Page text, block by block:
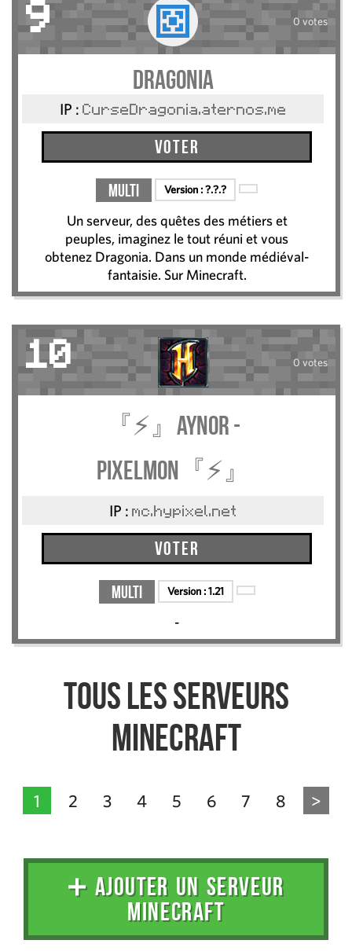
9 0 votes
Dragonia
IP : CurseDragonia.aternos.me
Voter
Multi Version :?.?.?
Un serveur, des quêtes des métiers et
peuples, imaginez le tout réuni et vous
obtenez Dragonia. Dans un monde médiéval-
fantaisie. Sur Minecraft.
10 0 votes
『⚡』Aynor -
Pixelmon『⚡』
IP : mc.hypixel.net
Voter
Multi Version :1.21
-
Tous les serveurs
Minecraft
1 2 3 4 5 6 7 8 >
➕ AJOUTER UN SERVEUR
MINECRAFT